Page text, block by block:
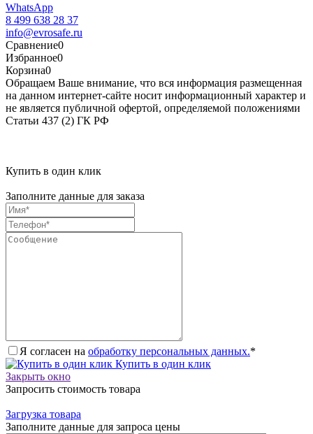
WhatsApp
8 499 638 28 37
info@evrosafe.ru
Сравнение0
Избранное0
Корзина0
Обращаем Ваше внимание, что вся информация размещенная
на данном интернет-сайте носит информационный характер и
не является публичной офертой, определяемой положениями
Статьи 437 (2) ГК РФ
Купить в один клик
Заполните данные для заказа
Я согласен на обработку персональных данных.*
Купить в один клик
Закрыть окно
Запросить стоимость товара
Загрузка товара
Заполните данные для запроса цены